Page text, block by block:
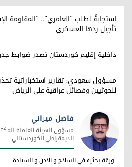
استجابةً لـطلب "العامري".. "المقاومة
تأجيل ردها العسكري
داخلية إقليم كوردستان تصدر ضوابط
مسؤول سعودي: تقارير استخباراتية
للحوثيين وفصائل عراقية على الرياض
فاضل ميراني
فاضل ميراني
مسؤول الهيئة العاملة
الديمقراطي الكوردستاني
ورقة بحثية في السلاح و الامن و السيادة